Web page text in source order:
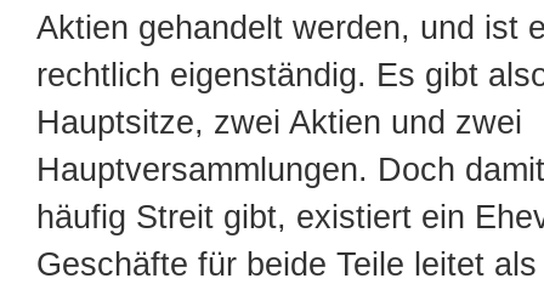
Aktien gehandelt werden, und ist
rechtlich eigenständig. Es gibt
Hauptsitze, zwei Aktien und zwei
Hauptversammlungen. Doch
häufig Streit gibt, existiert ein
Geschäfte für beide Teile leitet